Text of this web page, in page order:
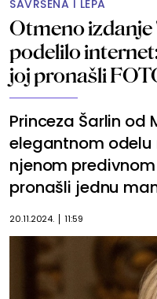
SAVRŠENA I LEPA
Otmeno
podelilo
joj pronašli
Princeza Šarlin od
elegantnom odelu
njenom
pronašli jednu
20.11.2024. 11:59